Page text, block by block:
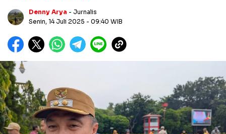
Denny Arya - Jurnalis
Senin, 14 Juli 2025 - 09:40 WIB